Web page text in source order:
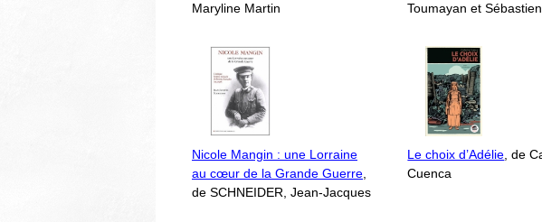
Maryline Martin
Toumayan et
Nicole Mangin : une Lorraine
au cœur de la Grande Guerre,
de SCHNEIDER, Jean-Jacques
Le choix d’Adélie, de
Cuenca